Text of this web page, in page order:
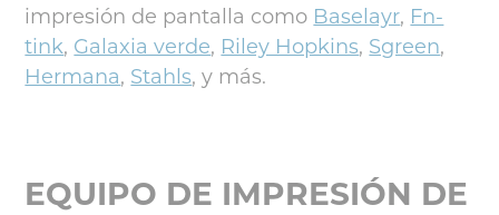
impresión de pantalla como Baselayr, Fn-
tink, Galaxia verde, Riley Hopkins, Sgreen,
Hermana, Stahls, y más.
EQUIPO DE IMPRESIÓN DE